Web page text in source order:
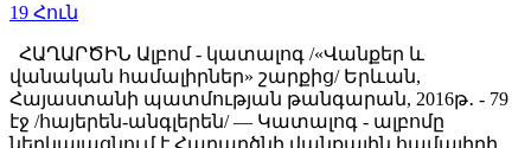
19 Հուն
ՀԱՂԱՐԾԻՆ Ալբոմ - կատալոգ /«Վանքեր և
վանական համալիրներ» շարքից/ Երևան,
Հայաստանի պատմության թանգարան, 2016թ․ - 79
էջ /հայերեն-անգլերեն/ — Կատալոգ - ալբոմը